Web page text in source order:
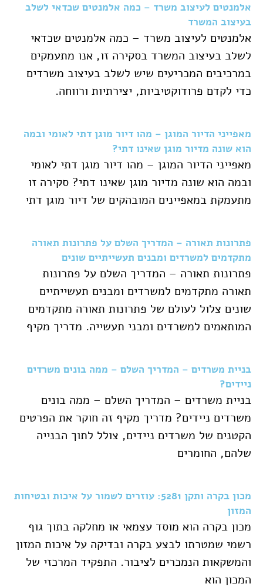
אלמנטים לעיצוב משרד – כמה אלמנטים שכדאי לשלב
בעיצוב המשרד
אלמנטים לעיצוב משרד – כמה אלמנטים שכדאי
לשלב בעיצוב המשרד בסקירה זו, אנו מתעמקים
במרכיבים המכריעים שיש לשלב בעיצוב משרדים
כדי לקדם פרודוקטיביות, יצירתיות ורווחה.
מאפייני הדיור המוגן – מהו דיור מוגן דתי לאומי ובמה
הוא שונה מדיור מוגן שאינו דתי?
מאפייני הדיור המוגן – מהו דיור מוגן דתי לאומי
ובמה הוא שונה מדיור מוגן שאינו דתי? סקירה זו
מתעמקת במאפיינים המובהקים של דיור מוגן דתי
פתרונות תאורה – המדריך השלם על פתרונות תאורה
מתקדמים למשרדים ומבנים תעשייתיים שונים
פתרונות תאורה – המדריך השלם על פתרונות
תאורה מתקדמים למשרדים ומבנים תעשייתיים
שונים צלול לעולם של פתרונות תאורה מתקדמים
המותאמים למשרדים ומבני תעשייה. מדריך מקיף
בניית משרדים – המדריך השלם – ממה בונים משרדים
ניידים?
בניית משרדים – המדריך השלם – ממה בונים
משרדים ניידים? מדריך מקיף זה חוקר את הפרטים
הקטנים של משרדים ניידים, צולל לתוך הבנייה
שלהם, החומרים
מכון בקרה ותקן 5281: עוזרים לשמור על איכות ובטיחות
המזון
מכון בקרה הוא מוסד עצמאי או מחלקה בתוך גוף
רשמי שמטרתו לבצע בקרה ובדיקה על איכות המזון
והמשקאות הנמכרים לציבור. התפקיד המרכזי של
המכון הוא